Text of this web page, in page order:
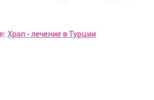
Храп - лечение в Турции